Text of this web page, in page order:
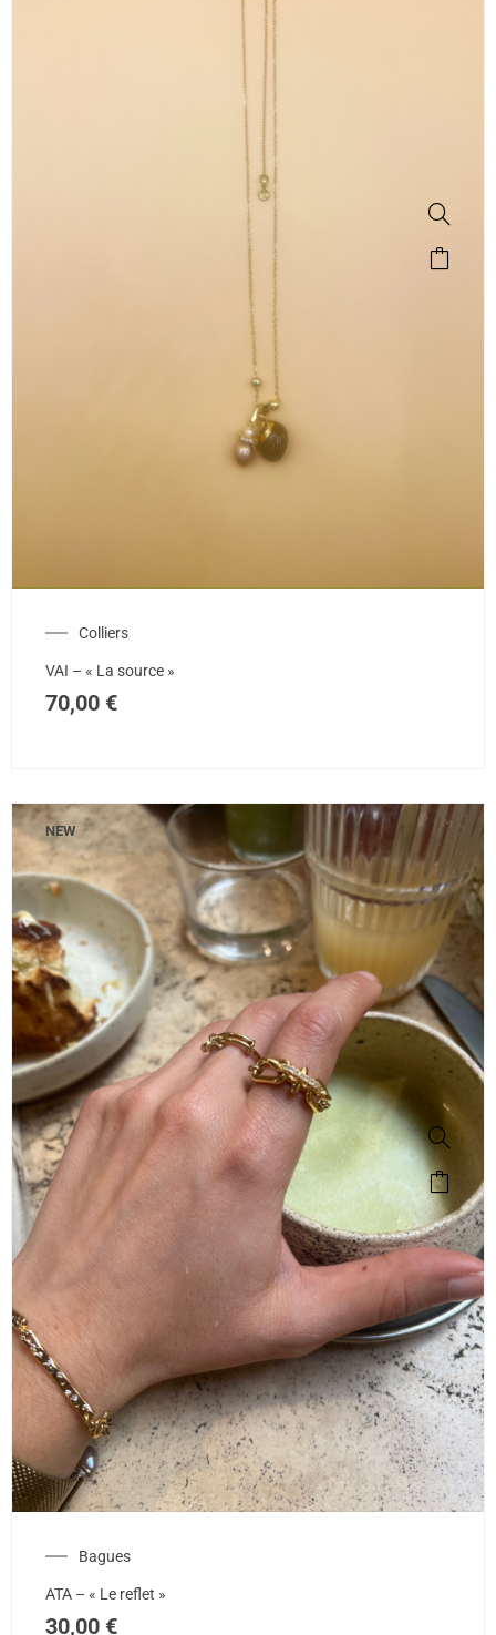
Colliers
VAI – « La source »
70,00 €
NEW
Bagues
ATA – « Le reflet »
30,00 €